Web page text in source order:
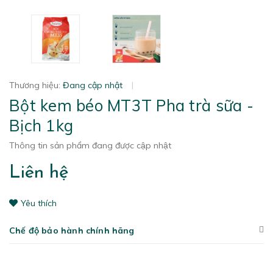
Thương hiệu: Đang cập nhật |
Bột kem béo MT3T Pha trà sữa -
Bịch 1kg
Thông tin sản phẩm đang được cập nhật
Liên hệ
Yêu thích
Chế độ bảo hành chính hãng